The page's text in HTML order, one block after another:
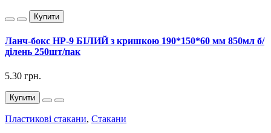
Купити
Ланч-бокс НР-9 БІЛИЙ з кришкою 190*150*60 мм 850мл б/
ділень 250шт/пак
5.30 грн.
Купити
Пластикові стакани, Стакани